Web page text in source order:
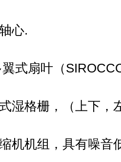
心.
式扇叶（
湿格栅，（上下，
机机组，具有噪音